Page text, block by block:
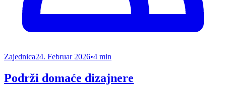
Zajednica24. Februar 2026•4 min
Podrži domaće dizajnere